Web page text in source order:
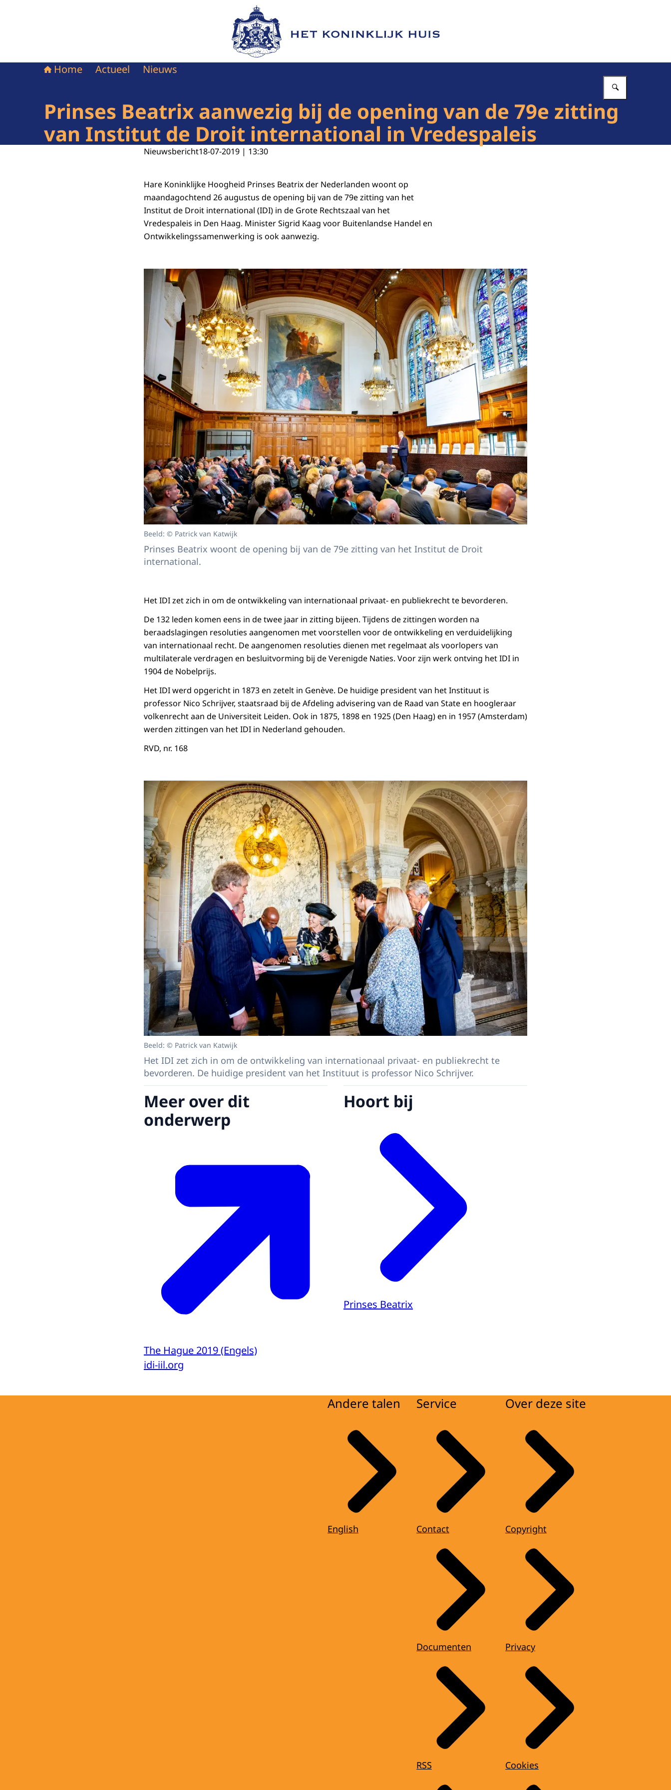
Naar de homepage van Het Koninklijk Huis
Home Actueel Nieuws
Prinses Beatrix aanwezig bij de opening van de 79e zitting
van Institut de Droit international in Vredespaleis
Nieuwsbericht18-07-2019 | 13:30
Hare Koninklijke Hoogheid Prinses Beatrix der Nederlanden woont op
maandagochtend 26 augustus de opening bij van de 79e zitting van het
Institut de Droit international (IDI) in de Grote Rechtszaal van het
Vredespaleis in Den Haag. Minister Sigrid Kaag voor Buitenlandse Handel en
Ontwikkelingssamenwerking is ook aanwezig.
Beeld: © Patrick van Katwijk
Prinses Beatrix woont de opening bij van de 79e zitting van het Institut de Droit
international.
Het IDI zet zich in om de ontwikkeling van internationaal privaat- en publiekrecht te bevorderen.
De 132 leden komen eens in de twee jaar in zitting bijeen. Tijdens de zittingen worden na
beraadslagingen resoluties aangenomen met voorstellen voor de ontwikkeling en verduidelijking
van internationaal recht. De aangenomen resoluties dienen met regelmaat als voorlopers van
multilaterale verdragen en besluitvorming bij de Verenigde Naties. Voor zijn werk ontving het IDI in
1904 de Nobelprijs.
Het IDI werd opgericht in 1873 en zetelt in Genève. De huidige president van het Instituut is
professor Nico Schrijver, staatsraad bij de Afdeling advisering van de Raad van State en hoogleraar
volkenrecht aan de Universiteit Leiden. Ook in 1875, 1898 en 1925 (Den Haag) en in 1957 (Amsterdam)
werden zittingen van het IDI in Nederland gehouden.
RVD, nr. 168
Beeld: © Patrick van Katwijk
Het IDI zet zich in om de ontwikkeling van internationaal privaat- en publiekrecht te
bevorderen. De huidige president van het Instituut is professor Nico Schrijver.
Meer over dit
onderwerp
The Hague 2019 (Engels)
idi-iil.org
Hoort bij
Prinses Beatrix
Andere talen
English
Service
Contact
Documenten
RSS
Over deze site
Copyright
Privacy
Cookies